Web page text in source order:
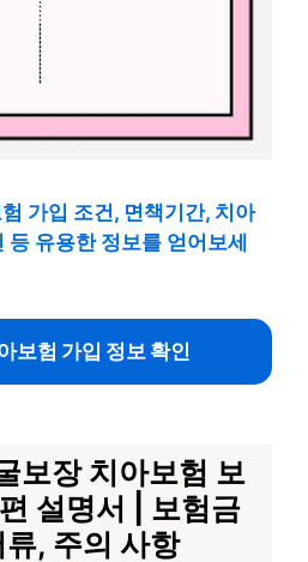
가입 조건, 면책기간, 치아
유용한 정보를 얻어보세
보험 가입 정보 확인
보장 치아보험 보
설명서 | 보험금
, 주의 사항